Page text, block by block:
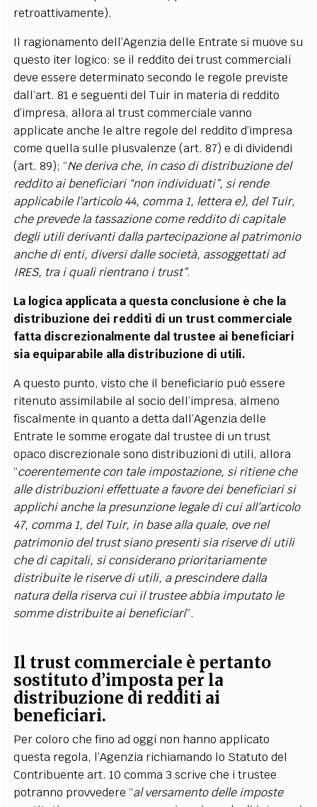
retroattivamente).
Il ragionamento dell’Agenzia delle Entrate si muove su
questo iter logico: se il reddito dei trust commerciali
deve essere determinato secondo le regole previste
dall’art. 81 e seguenti del Tuir in materia di reddito
d’impresa, allora al trust commerciale vanno
applicate anche le altre regole del reddito d’impresa
come quella sulle plusvalenze (art. 87) e di dividendi
(art. 89); “Ne deriva che, in caso di distribuzione del
reddito ai beneficiari “non individuati”, si rende
applicabile l’articolo 44, comma 1, lettera e), del Tuir,
che prevede la tassazione come reddito di capitale
degli utili derivanti dalla partecipazione al patrimonio
anche di enti, diversi dalle società, assoggettati ad
IRES, tra i quali rientrano i trust”.
La logica applicata a questa conclusione è che la
distribuzione dei redditi di un trust commerciale
fatta discrezionalmente dal trustee ai beneficiari
sia equiparabile alla distribuzione di utili.
A questo punto, visto che il beneficiario può essere
ritenuto assimilabile al socio dell’impresa, almeno
fiscalmente in quanto a detta dall’Agenzia delle
Entrate le somme erogate dal trustee di un trust
opaco discrezionale sono distribuzioni di utili, allora
“coerentemente con tale impostazione, si ritiene che
alle distribuzioni effettuate a favore dei beneficiari si
applichi anche la presunzione legale di cui all’articolo
47, comma 1, del Tuir, in base alla quale, ove nel
patrimonio del trust siano presenti sia riserve di utili
che di capitali, si considerano prioritariamente
distribuite le riserve di utili, a prescindere dalla
natura della riserva cui il trustee abbia imputato le
somme distribuite ai beneficiari”.
Il trust commerciale è pertanto
sostituto d’imposta per la
distribuzione di redditi ai
beneficiari.
Per coloro che fino ad oggi non hanno applicato
questa regola, l’Agenzia richiamando lo Statuto del
Contribuente art. 10 comma 3 scrive che i trustee
potranno provvedere “al versamento delle imposte